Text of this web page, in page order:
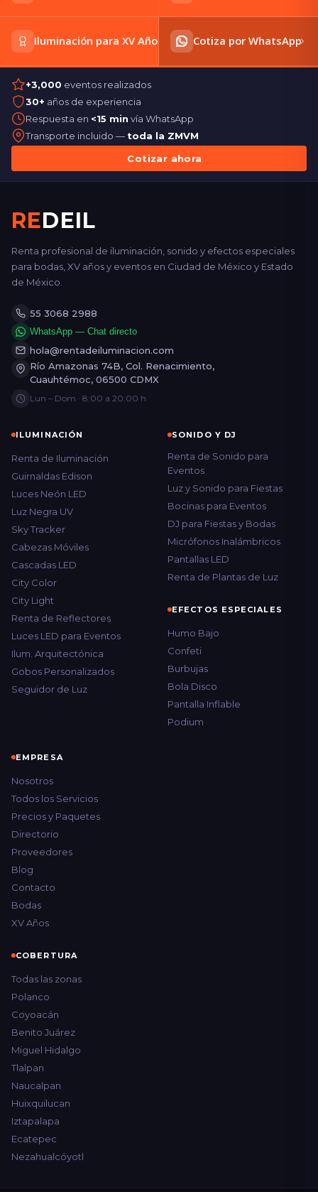
Iluminación para XV Años Cotiza por WhatsApp
+3,000 eventos realizados
30+ años de experiencia
Respuesta en <15 min vía WhatsApp
Transporte incluido — toda la ZMVM
Cotizar ahora
REDEIL
Renta profesional de iluminación, sonido y efectos especiales
para bodas, XV años y eventos en Ciudad de México y Estado
de México.
55 3068 2988
WhatsApp — Chat directo
hola@rentadeiluminacion.com
Río Amazonas 74B, Col. Renacimiento,
Cuauhtémoc, 06500 CDMX
Lun – Dom · 8:00 a 20:00 h
ILUMINACIÓN
Renta de Iluminación
Guirnaldas Edison
Luces Neón LED
Luz Negra UV
Sky Tracker
Cabezas Móviles
Cascadas LED
City Color
City Light
Renta de Reflectores
Luces LED para Eventos
Ilum. Arquitectónica
Gobos Personalizados
Seguidor de Luz
SONIDO Y DJ
Renta de Sonido para
Eventos
Luz y Sonido para Fiestas
Bocinas para Eventos
DJ para Fiestas y Bodas
Micrófonos Inalámbricos
Pantallas LED
Renta de Plantas de Luz
EFECTOS ESPECIALES
Humo Bajo
Confeti
Burbujas
Bola Disco
Pantalla Inflable
Podium
EMPRESA
Nosotros
Todos los Servicios
Precios y Paquetes
Directorio
Proveedores
Blog
Contacto
Bodas
XV Años
COBERTURA
Todas las zonas
Polanco
Coyoacán
Benito Juárez
Miguel Hidalgo
Tlalpan
Naucalpan
Huixquilucan
Iztapalapa
Ecatepec
Nezahualcóyotl